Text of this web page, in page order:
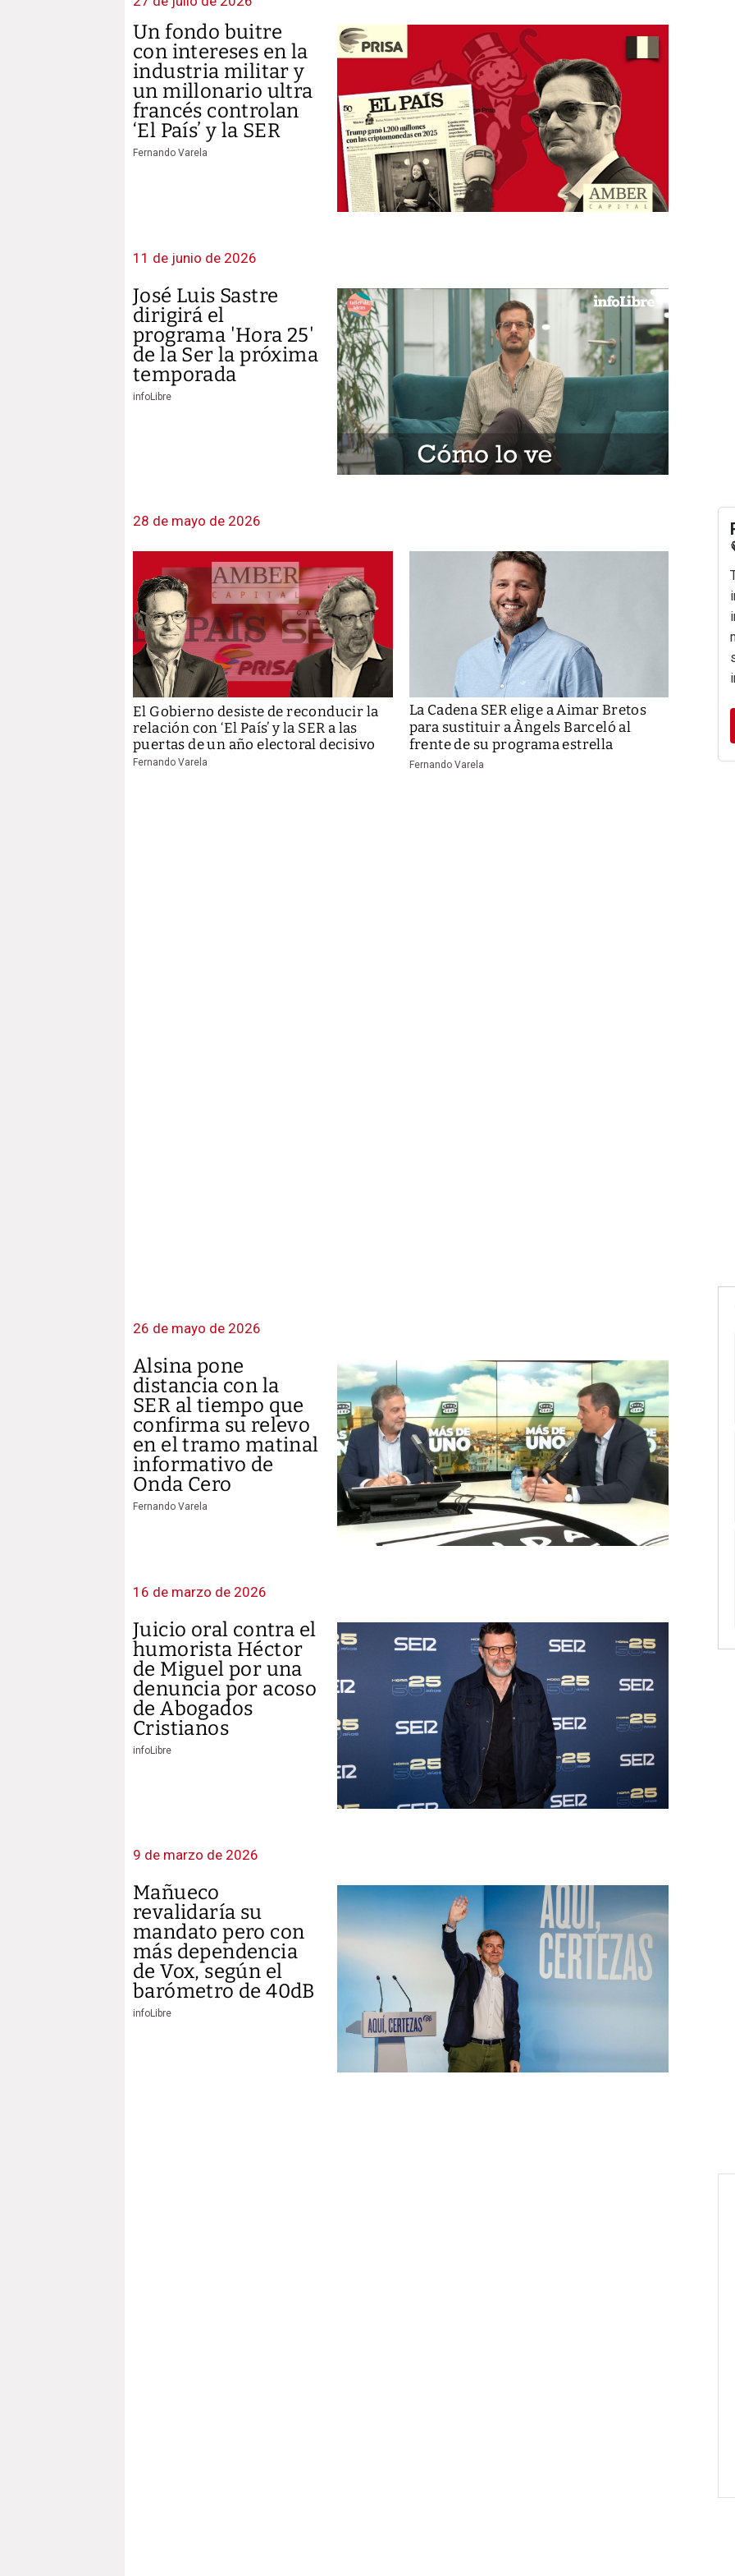
Un fondo buitre
con intereses en la
industria militar y
un millonario ultra
francés controlan
‘El País’ y la SER
Fernando Varela
11 de junio de 2026
José Luis Sastre
dirigirá el
programa 'Hora 25'
de la Ser la próxima
temporada
infoLibre
28 de mayo de 2026
El Gobierno desiste de reconducir la
relación con ‘El País’ y la SER a las
puertas de un año electoral decisivo
Fernando Varela
La Cadena SER elige a Aimar Bretos
para sustituir a Àngels Barceló al
frente de su programa estrella
Fernando Varela
26 de mayo de 2026
Alsina pone
distancia con la
SER al tiempo que
confirma su relevo
en el tramo matinal
informativo de
Onda Cero
Fernando Varela
16 de marzo de 2026
Juicio oral contra el
humorista Héctor
de Miguel por una
denuncia por acoso
de Abogados
Cristianos
infoLibre
9 de marzo de 2026
Mañueco
revalidaría su
mandato pero con
más dependencia
de Vox, según el
barómetro de 40dB
infoLibre